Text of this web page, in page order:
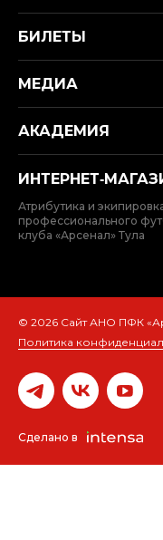
БИЛЕТЫ
МЕДИА
АКАДЕМИЯ
Атрибутика и
профессионального
клуба «Арсенал» Тула
© 2026 Сайт АНО ПФК
Политика
Сделано в